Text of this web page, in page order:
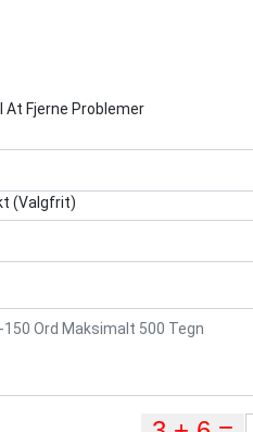
Fjerne Problemer
(Valgfrit)